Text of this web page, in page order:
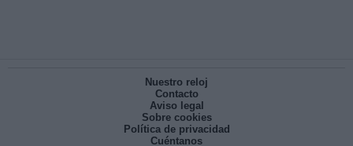
Nuestro reloj
Contacto
Aviso legal
Sobre cookies
Política de privacidad
Cuéntanos